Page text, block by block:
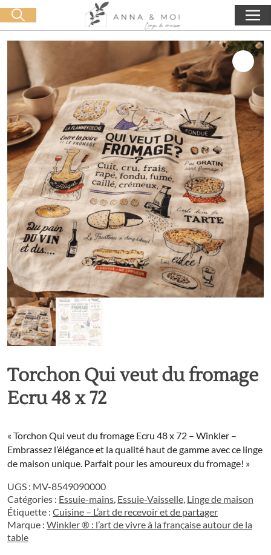
Livraison offerte dès 60€ d'achat 0,00€
Lancer la recherche
Torchon Qui veut du fromage
Ecru 48 x 72
« Torchon Qui veut du fromage Ecru 48 x 72 – Winkler –
Embrassez l’élégance et la qualité haut de gamme avec ce linge
de maison unique. Parfait pour les amoureux du fromage! »
UGS : MV-8549090000
Catégories : Essuie-mains, Essuie-Vaisselle, Linge de maison
Étiquette : Cuisine – L’art de recevoir et de partager
Marque : Winkler ® : l’art de vivre à la française autour de la
table